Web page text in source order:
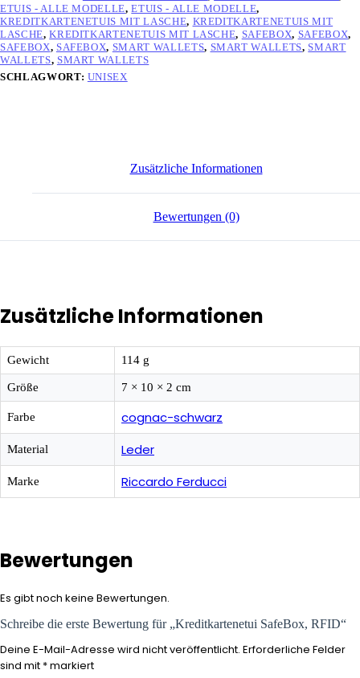
ETUIS - ALLE MODELLE,ETUIS - ALLE MODELLE,
KREDITKARTENETUIS MIT LASCHE, KREDITKARTENETUIS MIT
LASCHE,KREDITKARTENETUIS MIT LASCHE, SAFEBOX, SAFEBOX,
SAFEBOX, SAFEBOX, SMART WALLETS, SMART WALLETS, SMART
WALLETS, SMART WALLETS
SCHLAGWORT: UNISEX
Zusätzliche Informationen
Bewertungen (0)
Zusätzliche Informationen
Gewicht 114 g
Größe 7 × 10 × 2 cm
Farbe cognac-schwarz
Material Leder
Marke Riccardo Ferducci
Bewertungen
Es gibt noch keine Bewertungen.
Schreibe die erste Bewertung für „Kreditkartenetui SafeBox, RFID“
Deine E-Mail-Adresse wird nicht veröffentlicht. Erforderliche Felder
sind mit *markiert